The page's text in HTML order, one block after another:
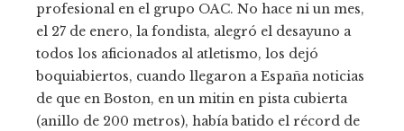
profesional en el grupo OAC. No hace ni un mes,
el 27 de enero, la fondista, alegró el desayuno a
todos los aficionados al atletismo, los dejó
boquiabiertos, cuando llegaron a España noticias
de que en Boston, en un mitin en pista cubierta
(anillo de 200 metros), había batido el récord de